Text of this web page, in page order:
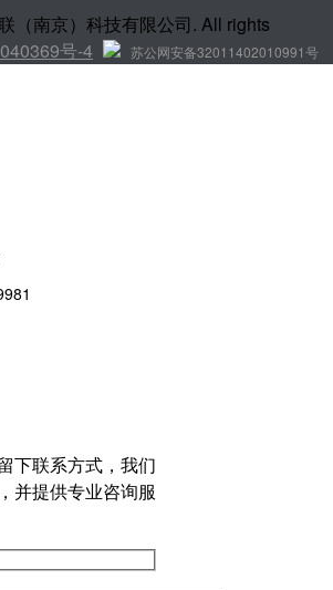
（南京）科技有限公司. All rights
号-4 苏公网安备32011402010991号
下联系方式，我们
并提供专业咨询服